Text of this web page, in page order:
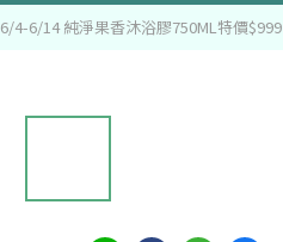
6/4-6/14 純淨果香沐浴膠750ML特價$999